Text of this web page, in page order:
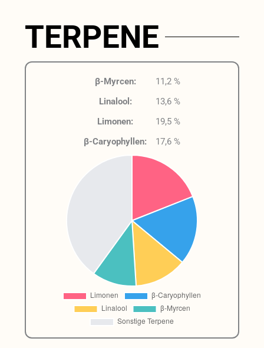
TERPENE
β-Myrcen:
11,2 %
Linalool:
13,6 %
Limonen:
19,5 %
β-Caryophyllen:
17,6 %